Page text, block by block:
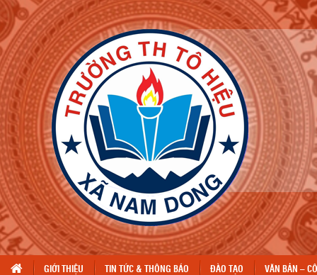
GIỚI THIỆU TIN TỨC & THÔNG BÁO ĐÀO TẠO VĂN BẢN –